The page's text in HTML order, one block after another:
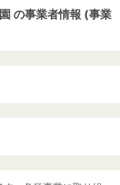
の事業者情報 (事業